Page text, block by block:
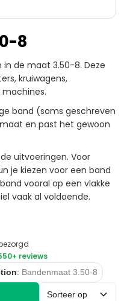
8
in de maat 3.50-8. Deze
kruiwagens,
band (soms geschreven
en past het gewoon
uitvoeringen. Voor
je kiezen voor een band
vooral op een vlakke
vaak al voldoende.
reviews
: Bandenmaat 3.50-8
Sorteer op